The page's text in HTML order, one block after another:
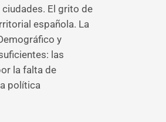
El grito de
española. La
y
las
la falta de
política